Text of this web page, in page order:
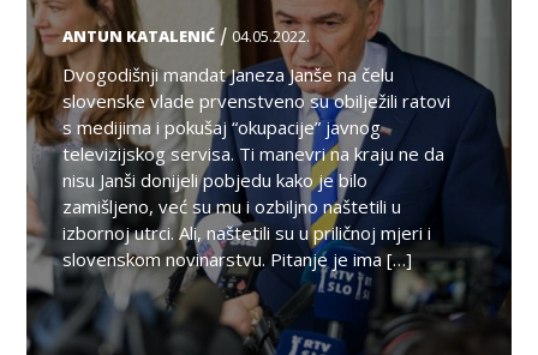
ANTUN KATALENIĆ /04.05.2022.
Dvogodišnji mandat Janeza Janše na čelu
slovenske vlade prvenstveno su obilježili ratovi
s medijima i pokušaj “okupacije” javnog
televizijskog servisa. Ti manevri na kraju ne da
nisu Janši donijeli pobjedu kako je bilo
zamišljeno, već su mu i ozbiljno naštetili u
izbornoj utrci. Ali, naštetili su u priličnoj mjeri i
slovenskom novinarstvu. Pitanje je ima […]